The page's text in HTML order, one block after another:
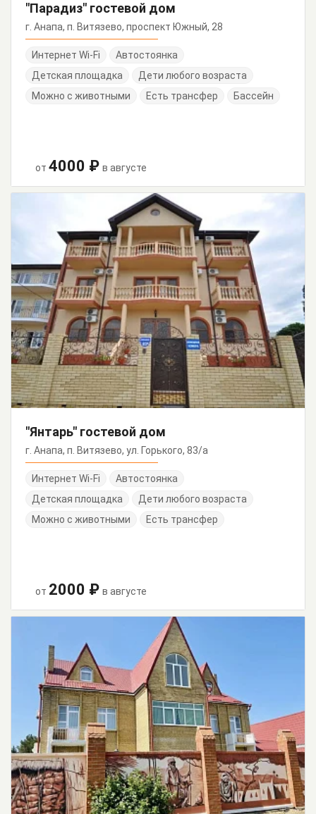
"Парадиз" гостевой дом
г. Анапа, п. Витязево, проспект Южный, 28
Интернет Wi-Fi
Автостоянка
Детская площадка
Дети любого возраста
Можно с животными
Есть трансфер Бассейн
от 4000 ₽ в августе
"Янтарь" гостевой дом
г. Анапа, п. Витязево, ул. Горького, 83/а
Интернет Wi-Fi
Автостоянка
Детская площадка
Дети любого возраста
Можно с животными
Есть трансфер
от 2000 ₽ в августе